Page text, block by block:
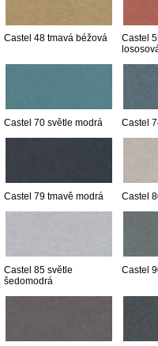
Castel 48 tmavá béžová
Castel
Castel 70 světle modrá Castel
Castel 79 tmavě modrá Castel
Castel 85 světle
šedomodrá
Castel